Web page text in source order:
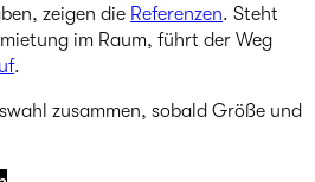
zeigen die Referenzen. Steht
im Raum, führt der Weg
.
zusammen, sobald Größe und